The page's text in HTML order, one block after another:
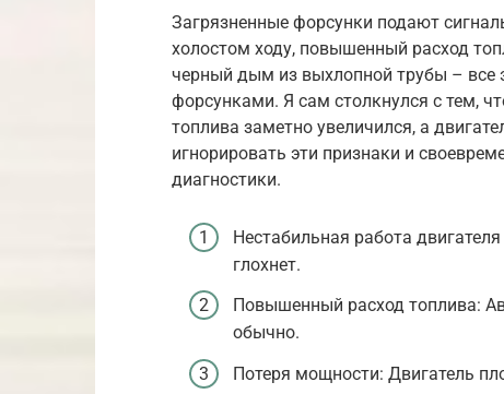
Загрязненные форсунки подают
холостом ходу, повышенный расход
черный дым из выхлопной трубы – все
форсунками. Я сам столкнулся с тем,
топлива заметно увеличился, а
игнорировать эти признаки и
диагностики.
Нестабильная работа
глохнет.
Повышенный расход топлива:
обычно.
Потеря мощности: Двигатель